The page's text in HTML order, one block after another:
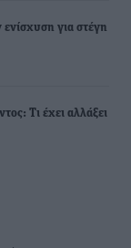
για στέγη
Τι έχει αλλάξει